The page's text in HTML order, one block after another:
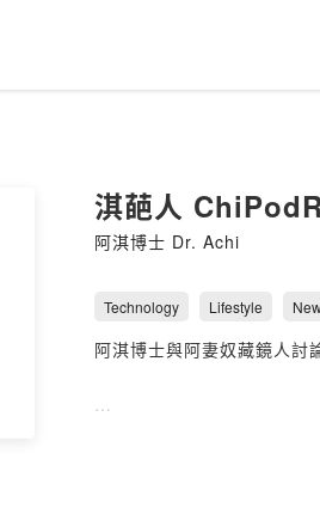
淇葩人
阿淇博士 Dr. Achi
Technology Lifestyle
阿淇博士與阿妻奴藏鏡人討